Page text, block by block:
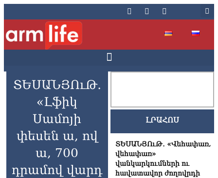
ՏԵՍԱՆՅՈւԹ․
«Լֆիկ
Սամոյի
փեսեն ա, ով
ա, 700
դրամով վարդ
ԼՐԱՀՈՍ
ՏԵՍԱՆՅՈւԹ․ «Վեհափառ,
վեհափառ»
վանկարկումների ու
հավատավոր ժողովրդի